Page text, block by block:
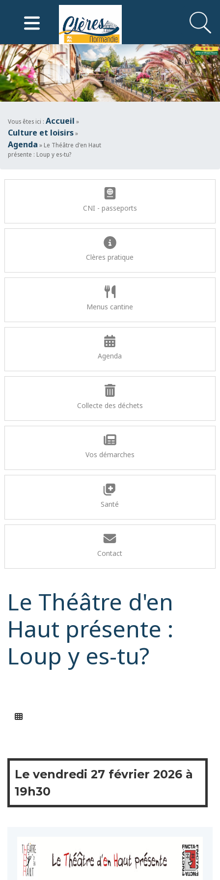
Vous êtes ici : Accueil »
Culture et loisirs»
Agenda » Le Théâtre d'en Haut
présente : Loup y es-tu?
CNI - passeports
Clères pratique
Menus cantine
Agenda
Collecte des déchets
Vos démarches
Santé
Contact
Le Théâtre d'en
Haut présente :
Loup y es-tu?
Le vendredi 27 février 2026 à
19h30